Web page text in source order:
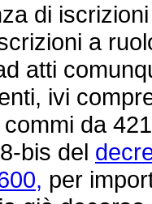
di iscrizioni
a
atti
ivi
da
bis del
per